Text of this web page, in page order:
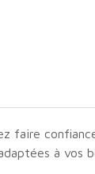
faire
à vos